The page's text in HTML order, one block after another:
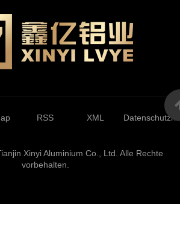
RSS XML
Xinyi Aluminium Co., Ltd. Alle Rechte
vorbehalten.